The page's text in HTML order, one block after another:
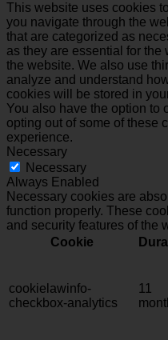
This website uses cookies
you navigate through the
that are categorized as
as they are essential for
the website. We also use
analyze and understand
cookies will be stored in
You also have the option to
opting out of some of these
experience.
Necessary
Necessary
Always Enabled
Necessary cookies are
function properly. These
and security features of the
Cookie
cookielawinfo-
checkbox-analytics
11